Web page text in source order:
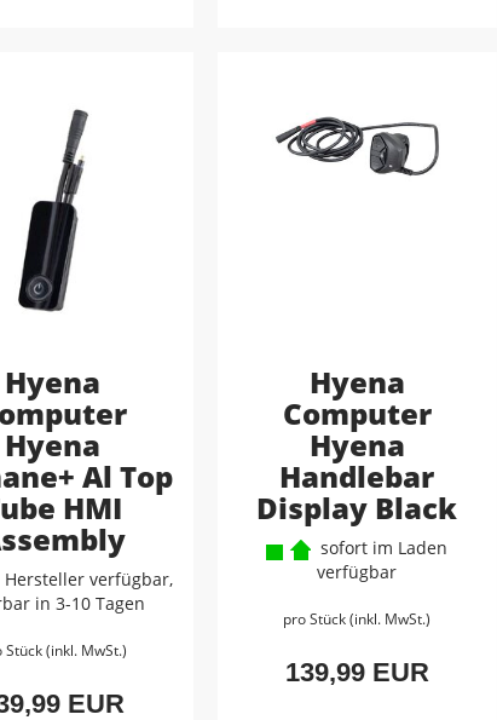
Hyena
Hyena
Al Top
HMI
Hersteller verfügbar,
in 3-10 Tagen
Stück (inkl. MwSt.)
EUR
Hyena
Computer
Hyena
Handlebar
Display Black
sofort im Laden
verfügbar
pro Stück (inkl. MwSt.)
139,99 EUR